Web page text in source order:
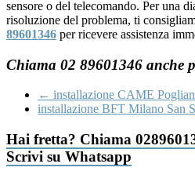
sensore o del telecomando. Per una
risoluzione del problema, ti
89601346 per ricevere assistenza
Chiama 02 89601346 anche
← installazione CAME
installazione BFT Milano San
Hai fretta? Chiama
Scrivi su Whatsapp